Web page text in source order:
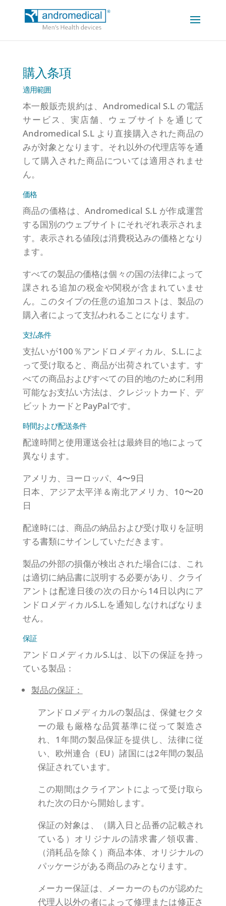
購入条項
適用範囲
本一般販売規約は、Andromedical S.L の電話
サービス、実店舗、ウェブサイトを通じて
Andromedical S.L より直接購入された商品の
みが対象となります。それ以外の代理店等を通
して購入された商品については適用されませ
ん。
価格
商品の価格は、Andromedical S.L が作成運営
する国別のウェブサイトにそれぞれ表示されま
す。表示される値段は消費税込みの価格となり
ます。
すべての製品の価格は個々の国の法律によって
課される追加の税金や関税が含まれていませ
ん。このタイプの任意の追加コストは、製品の
購入者によって支払われることになります。
支払条件
支払いが100％アンドロメディカル、S.L.によ
って受け取ると、商品が出荷されています。す
べての商品およびすべての目的地のために利用
可能なお支払い方法は、クレジットカード、デ
ビットカードとPayPalです。
時間および配送条件
配達時間と使用運送会社は最終目的地によって
異なります。
アメリカ、ヨーロッパ、4〜9日
日本、アジア太平洋＆南北アメリカ、10〜20
日
配達時には、商品の納品および受け取りを証明
する書類にサインしていただきます。
製品の外部の損傷が検出された場合には、これ
は適切に納品書に説明する必要があり、クライ
アントは配達日後の次の日から14日以内にア
ンドロメディカルS.L.を通知しなければなりま
せん。
保証
アンドロメディカルS.Lは、以下の保証を持っ
ている製品：
製品の保証：
アンドロメディカルの製品は、保健セクタ
ーの最も厳格な品質基準に従って製造さ
れ、1年間の製品保証を提供し、法律に従
い、欧州連合（EU）諸国には2年間の製品
保証されています。
この期間はクライアントによって受け取ら
れた次の日から開始します。
保証の対象は、（購入日と品番の記載され
ている）オリジナルの請求書／領収書、
（消耗品を除く）商品本体、オリジナルの
パッケージがある商品のみとなります。
メーカー保証は、メーカーのものが認めた
代理人以外の者によって修理または修正さ